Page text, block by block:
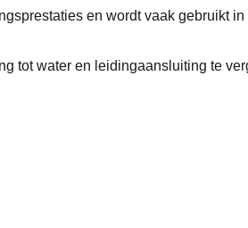
en wordt vaak gebruikt
tot water en leidingaansluiting te